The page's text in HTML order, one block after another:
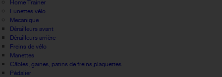
Home Trainer
Lunettes vélo
Mecanique
Dérailleurs avant
Dérailleurs arrière
Freins de vélo
Manettes
Câbles, gaines, patins de freins,plaquettes
Pédalier